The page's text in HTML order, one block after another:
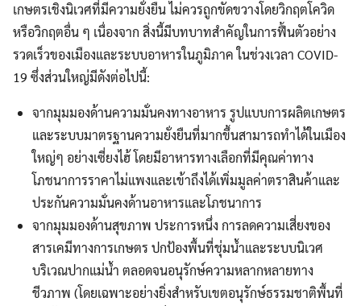
เกษตรเชิงนิเวศที่มีความยั่งยืน ไม่ควรถูกขัดขวางโดยวิกฤตโควิด
หรือวิกฤตอื่น ๆ เนื่องจาก สิ่งนี้มีบทบาทสำคัญในการฟื้นตัวอย่าง
รวดเร็วของเมืองและระบบอาหารในภูมิภาค ในช่วงเวลา COVID-
19 ซึ่งส่วนใหญ่มีดังต่อไปนี้:
จากมุมมองด้านความมั่นคงทางอาหาร รูปแบบการผลิตเกษตร
และระบบมาตรฐานความยั่งยืนที่มากขึ้นสามารถทำได้ในเมือง
ใหญ่ๆ อย่างเซี่ยงไฮ้ โดยมีอาหารทางเลือกที่มีคุณค่าทาง
โภชนาการราคาไม่แพงและเข้าถึงได้เพิ่มมูลค่าตราสินค้าและ
ประกันความมั่นคงด้านอาหารและโภชนาการ
จากมุมมองด้านสุขภาพ ประการหนึ่ง การลดความเสี่ยงของ
สารเคมีทางการเกษตร ปกป้องพื้นที่ชุ่มน้ำและระบบนิเวศ
บริเวณปากแม่น้ำ ตลอดจนอนุรักษ์ความหลากหลายทาง
ชีวภาพ (โดยเฉพาะอย่างยิ่งสำหรับเขตอนุรักษ์ธรรมชาติพื้นที่